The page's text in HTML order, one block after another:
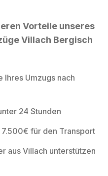
Vorteile unseres
Villach Bergisch
Umzugs nach
24 Stunden
für den Transport
aus Villach unterstützen